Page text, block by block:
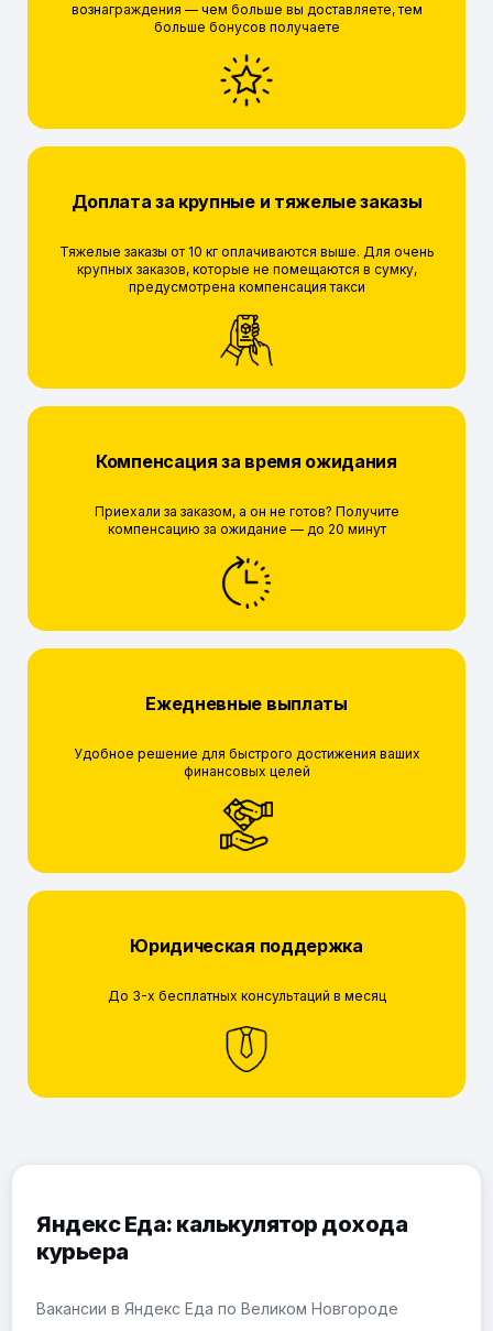
вознаграждения — чем больше вы доставляете, тем
больше бонусов получаете
Доплата за крупные и тяжелые заказы
Тяжелые заказы от 10 кг оплачиваются выше. Для очень
крупных заказов, которые не помещаются в сумку,
предусмотрена компенсация такси
Компенсация за время ожидания
Приехали за заказом, а он не готов? Получите
компенсацию за ожидание — до 20 минут
Ежедневные выплаты
Удобное решение для быстрого достижения ваших
финансовых целей
Юридическая поддержка
До 3-х бесплатных консультаций в месяц
Яндекс Еда: калькулятор дохода
курьера
Вакансии в Яндекс Еда по Великом Новгороде